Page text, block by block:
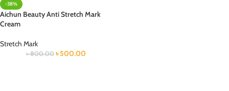
-38%
Aichun Beauty Anti Stretch Mark
Cream
Stretch Mark
৳800.00 ৳500.00